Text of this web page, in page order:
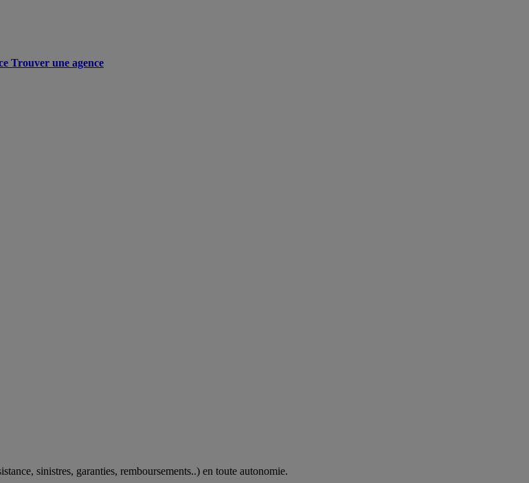
Trouver une agence
sinistres, garanties, remboursements..) en toute autonomie.